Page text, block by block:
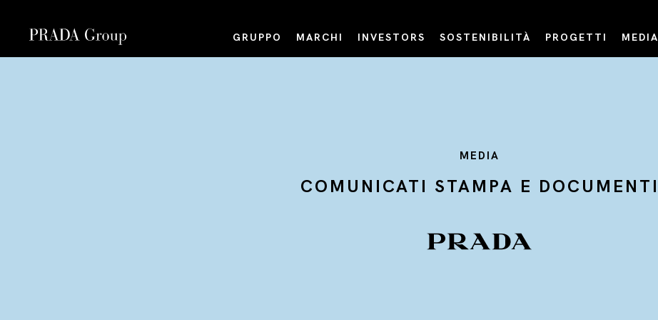
GRUPPO MARCHI INVESTORS SOSTENIBILITÀ PROGETTI MEDIA
MEDIA
COMUNICATI STAMPA E DOCUMENTI